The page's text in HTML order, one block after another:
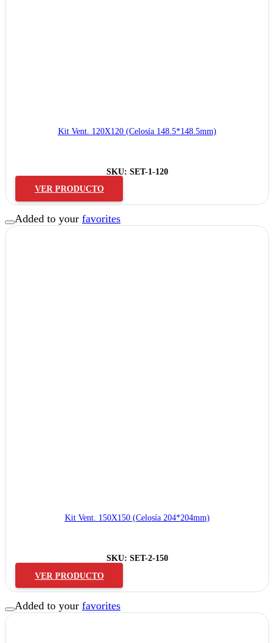
Kit Vent. 120X120 (Celosía 148.5*148.5mm)
SKU: SET-1-120
VER PRODUCTO
Added to your favorites
Kit Vent. 150X150 (Celosía 204*204mm)
SKU: SET-2-150
VER PRODUCTO
Added to your favorites